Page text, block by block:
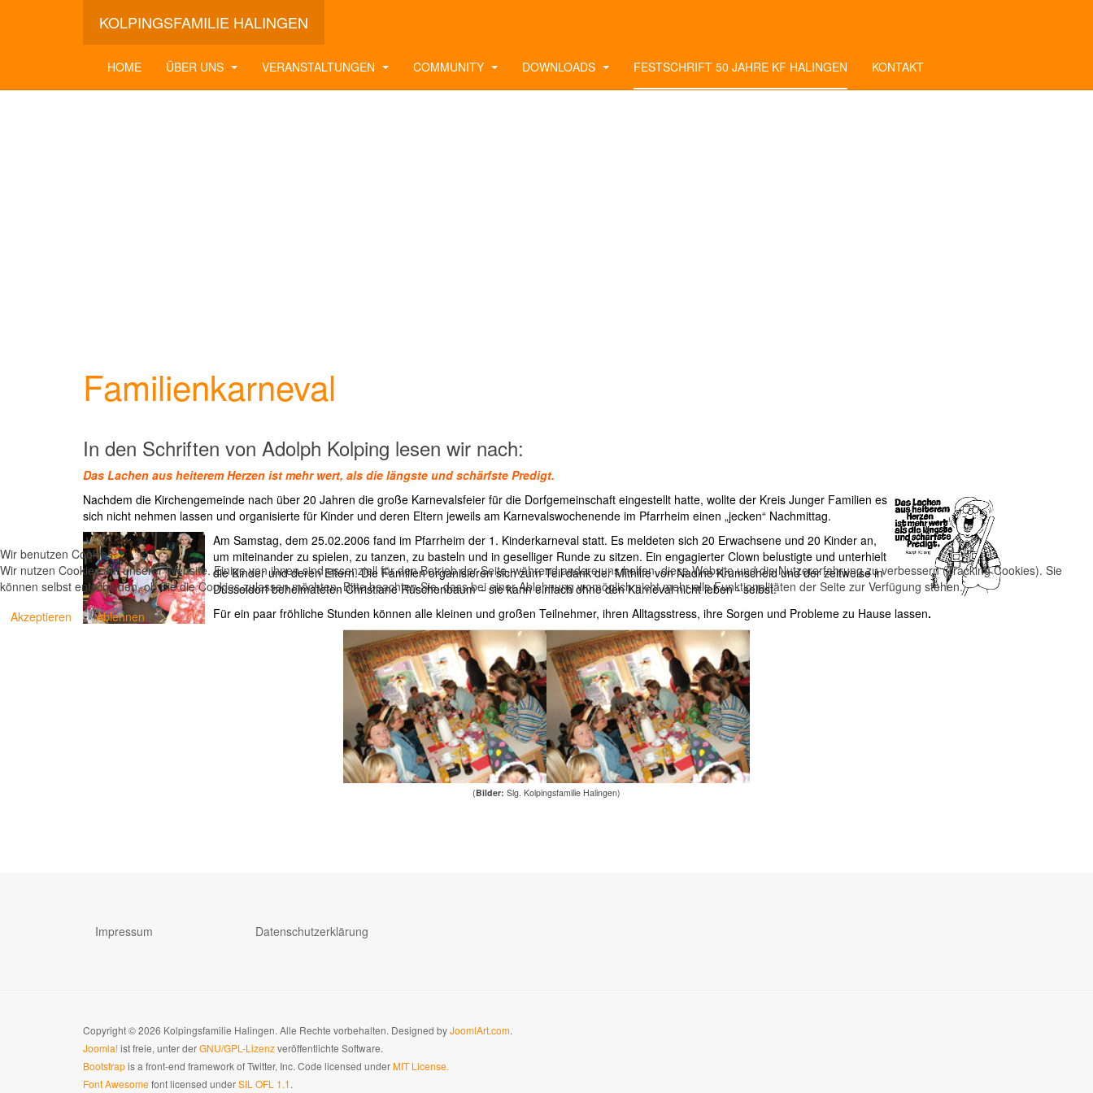
KOLPINGSFAMILIE HALINGEN
HOME ÜBER UNS VERANSTALTUNGEN COMMUNITY DOWNLOADS FESTSCHRIFT 50 JAHRE KF HALINGEN KONTAKT
Familienkarneval
In den Schriften von Adolph Kolping lesen wir nach:
Das Lachen aus heiterem Herzen ist mehr wert, als die längste und schärfste Predigt.
Nachdem die Kirchengemeinde nach über 20 Jahren die große Karnevalsfeier für die Dorfgemeinschaft eingestellt hatte, wollte der Kreis Junger Familien es
sich nicht nehmen lassen und organisierte für Kinder und deren Eltern jeweils am Karnevalswochenende im Pfarrheim einen „jecken“ Nachmittag.
Am Samstag, dem 25.02.2006 fand im Pfarrheim der 1. Kinderkarneval statt. Es meldeten sich 20 Erwachsene und 20 Kinder an,
um miteinander zu spielen, zu tanzen, zu basteln und in geselliger Runde zu sitzen. Ein engagierter Clown belustigte und unterhielt
die Kinder und deren Eltern. Die Familien organisieren sich zum Teil dank der Mithilfe von Nadine Krumscheid und der zeitweise in
Düsseldorf beheimateten Christiane Rüschenbaum – sie kann einfach ohne den Karneval nicht leben - selbst.
Für ein paar fröhliche Stunden können alle kleinen und großen Teilnehmer, ihren Alltagsstress, ihre Sorgen und Probleme zu Hause lassen.
(Bilder: Slg. Kolpingsfamilie Halingen)
Impressum Datenschutzerklärung
Copyright © 2026 Kolpingsfamilie Halingen. Alle Rechte vorbehalten. Designed byJoomlArt.com.
Joomla!ist freie, unter derGNU/GPL-Lizenzveröffentlichte Software.
Bootstrapis a front-end framework of Twitter, Inc. Code licensed underMIT License.
Font Awesomefont licensed underSIL OFL 1.1.
Wir benutzen Cookies
Wir nutzen Cookies auf unserer Website. Einige von ihnen sind essenziell für den Betrieb der Seite, während andere uns helfen, diese Website und die Nutzererfahrung zu verbessern (Tracking Cookies). Sie
können selbst entscheiden, ob Sie die Cookies zulassen möchten. Bitte beachten Sie, dass bei einer Ablehnung womöglich nicht mehr alle Funktionalitäten der Seite zur Verfügung stehen.
Akzeptieren
Ablehnen